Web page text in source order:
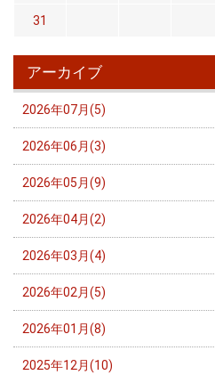
31
アーカイブ
2026年07月(5)
2026年06月(3)
2026年05月(9)
2026年04月(2)
2026年03月(4)
2026年02月(5)
2026年01月(8)
2025年12月(10)